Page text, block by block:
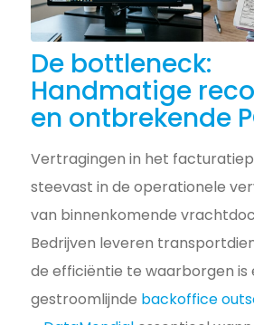
De bottleneck:
Handmatige
en ontbrekende
Vertragingen in het
steevast in de operationele
van binnenkomende
Bedrijven leveren
de efficiëntie te waarborgen is
gestroomlijnde backoffice